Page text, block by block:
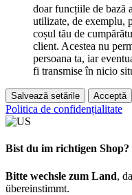
doar funcțiile de bază
utilizate, de exemplu,
coșul tău de
client. Acestea nu
persoana ta, iar
fi transmise în nicio
Salvează setările Acceptă
Politica de confidențialitate
Bist du im richtigen Shop?
Bitte wechsle zum Land,
übereinstimmt.